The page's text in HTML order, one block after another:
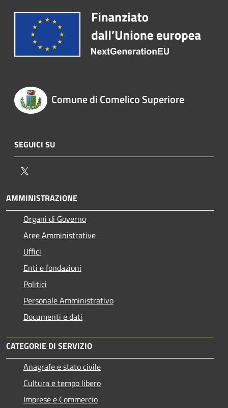
Comune di Comelico Superiore
SEGUICI SU
AMMINISTRAZIONE
Organi di Governo
Aree Amministrative
Uffici
Enti e fondazioni
Politici
Personale Amministrativo
Documenti e dati
CATEGORIE DI SERVIZIO
Anagrafe e stato civile
Cultura e tempo libero
Imprese e Commercio